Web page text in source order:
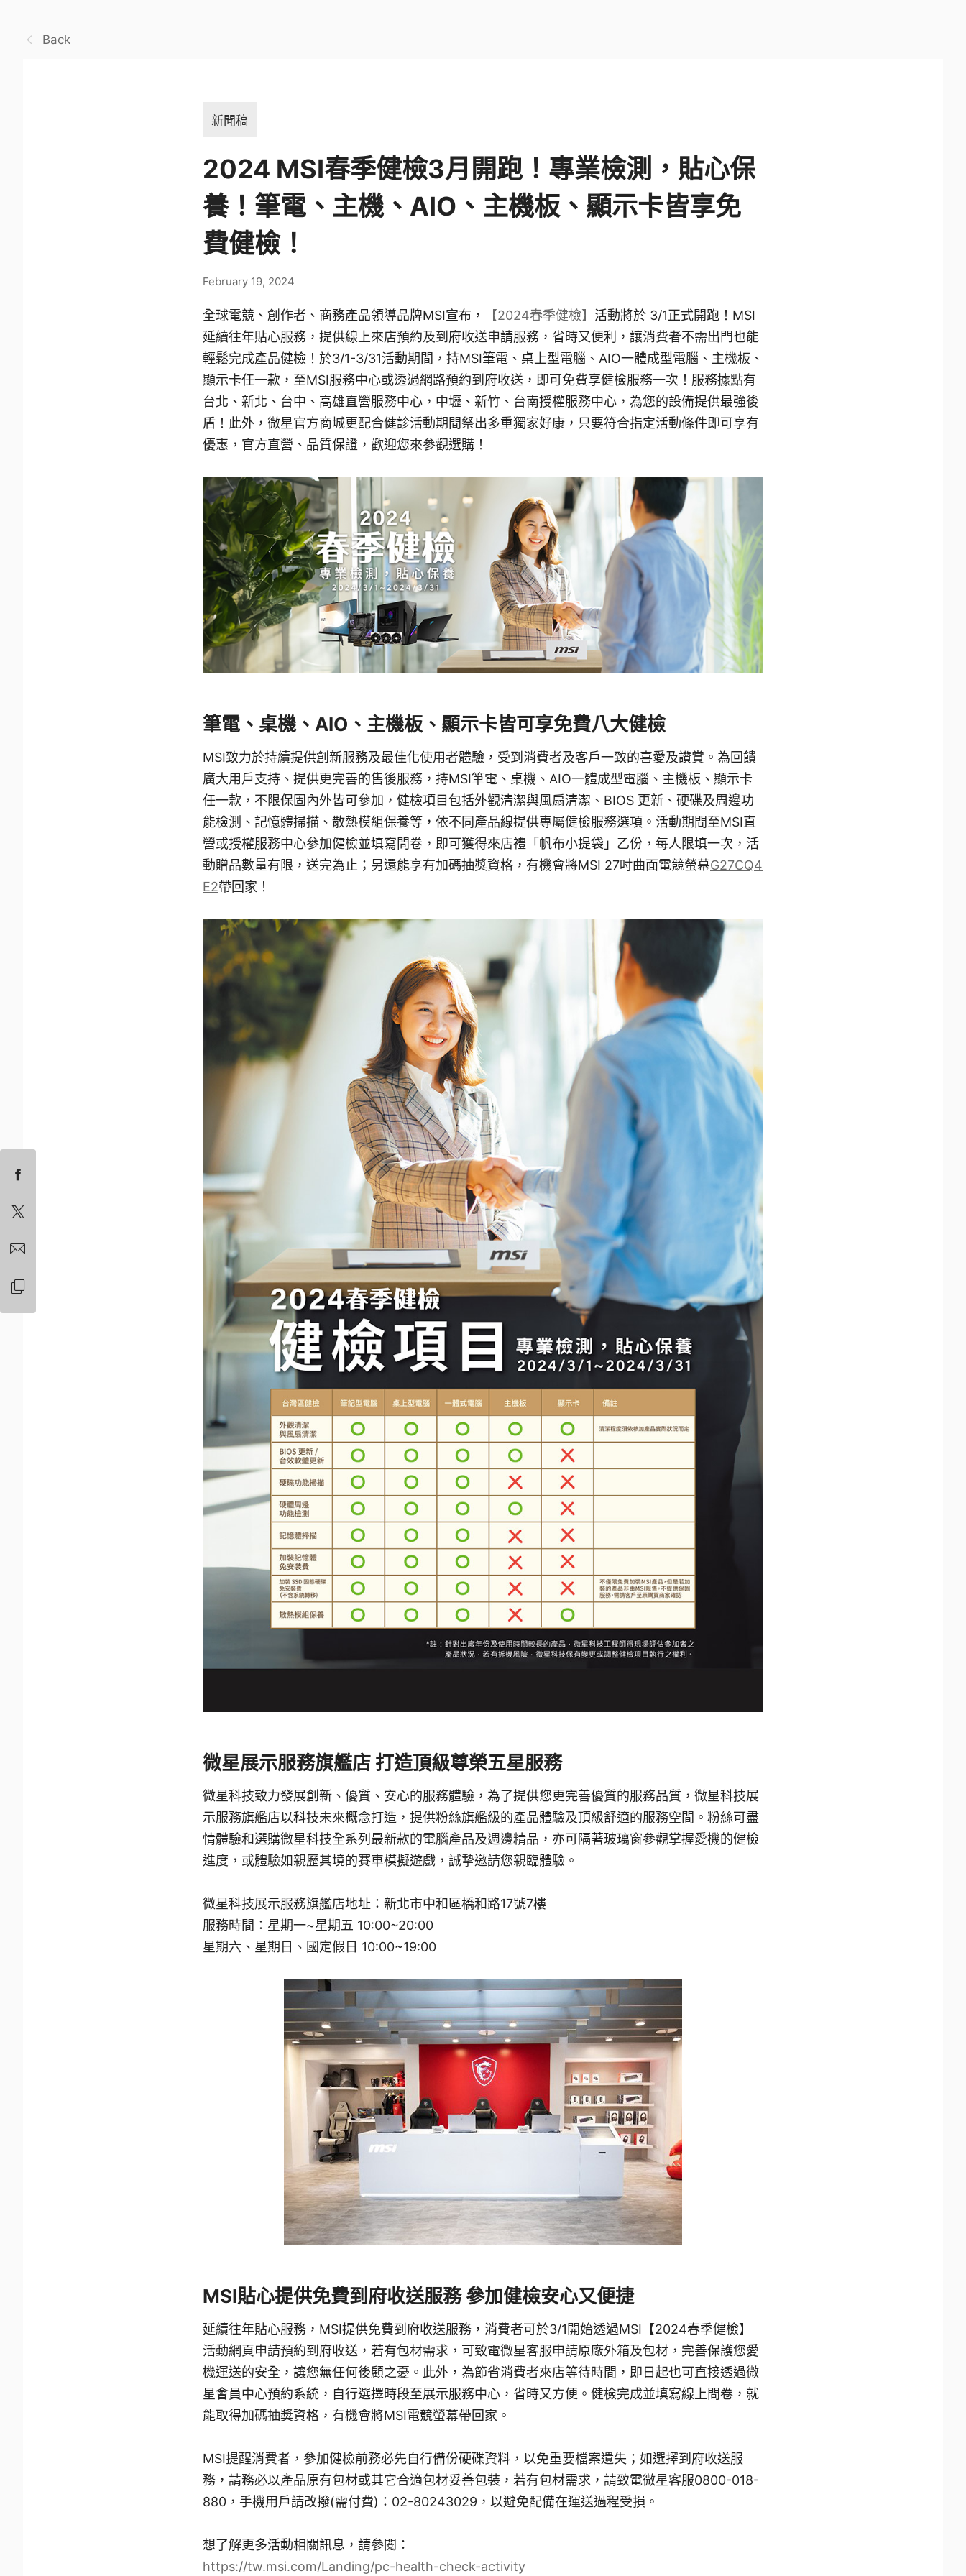
Back
新聞稿
2024 MSI春季健檢3月開跑！專業檢測，貼心保
養！筆電、主機、AIO、主機板、顯示卡皆享免
費健檢！
February 19, 2024
全球電競、創作者、商務產品領導品牌MSI宣布， 【2024春季健檢】 活動將於 3/1正式開跑！MSI
延續往年貼心服務，提供線上來店預約及到府收送申請服務，省時又便利，讓消費者不需出門也能
輕鬆完成產品健檢！於3/1-3/31活動期間，持MSI筆電、桌上型電腦、AIO一體成型電腦、主機板、
顯示卡任一款，至MSI服務中心或透過網路預約到府收送，即可免費享健檢服務一次！服務據點有
台北、新北、台中、高雄直營服務中心，中壢、新竹、台南授權服務中心，為您的設備提供最強後
盾！此外，微星官方商城更配合健診活動期間祭出多重獨家好康，只要符合指定活動條件即可享有
優惠，官方直營、品質保證，歡迎您來參觀選購！
筆電、桌機、AIO、主機板、顯示卡皆可享免費八大健檢
MSI致力於持續提供創新服務及最佳化使用者體驗，受到消費者及客戶一致的喜愛及讚賞。為回饋
廣大用戶支持、提供更完善的售後服務，持MSI筆電、桌機、AIO一體成型電腦、主機板、顯示卡
任一款，不限保固內外皆可參加，健檢項目包括外觀清潔與風扇清潔、BIOS 更新、硬碟及周邊功
能檢測、記憶體掃描、散熱模組保養等，依不同產品線提供專屬健檢服務選項。活動期間至MSI直
營或授權服務中心參加健檢並填寫問卷，即可獲得來店禮「帆布小提袋」乙份，每人限填一次，活
動贈品數量有限，送完為止；另還能享有加碼抽獎資格，有機會將MSI 27吋曲面電競螢幕G27CQ4
E2帶回家！
微星展示服務旗艦店 打造頂級尊榮五星服務
微星科技致力發展創新、優質、安心的服務體驗，為了提供您更完善優質的服務品質，微星科技展
示服務旗艦店以科技未來概念打造，提供粉絲旗艦級的產品體驗及頂級舒適的服務空間。粉絲可盡
情體驗和選購微星科技全系列最新款的電腦產品及週邊精品，亦可隔著玻璃窗參觀掌握愛機的健檢
進度，或體驗如親歷其境的賽車模擬遊戲，誠摯邀請您親臨體驗。
微星科技展示服務旗艦店地址：新北市中和區橋和路17號7樓
服務時間：星期一~星期五 10:00~20:00
星期六、星期日、國定假日 10:00~19:00
MSI貼心提供免費到府收送服務 參加健檢安心又便捷
延續往年貼心服務，MSI提供免費到府收送服務，消費者可於3/1開始透過MSI【2024春季健檢】
活動網頁申請預約到府收送，若有包材需求，可致電微星客服申請原廠外箱及包材，完善保護您愛
機運送的安全，讓您無任何後顧之憂。此外，為節省消費者來店等待時間，即日起也可直接透過微
星會員中心預約系統，自行選擇時段至展示服務中心，省時又方便。健檢完成並填寫線上問卷，就
能取得加碼抽獎資格，有機會將MSI電競螢幕帶回家。
MSI提醒消費者，參加健檢前務必先自行備份硬碟資料，以免重要檔案遺失；如選擇到府收送服
務，請務必以產品原有包材或其它合適包材妥善包裝，若有包材需求，請致電微星客服0800-018-
880，手機用戶請改撥(需付費)：02-80243029，以避免配備在運送過程受損。
想了解更多活動相關訊息，請參閱：
https://tw.msi.com/Landing/pc-health-check-activity